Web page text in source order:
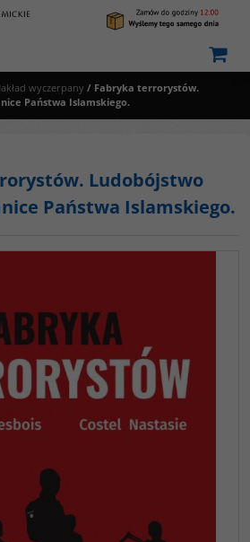
wyczerpany / Fabryka terrorystów.
Państwa Islamskiego.
Ludobójstwo
Państwa Islamskiego.